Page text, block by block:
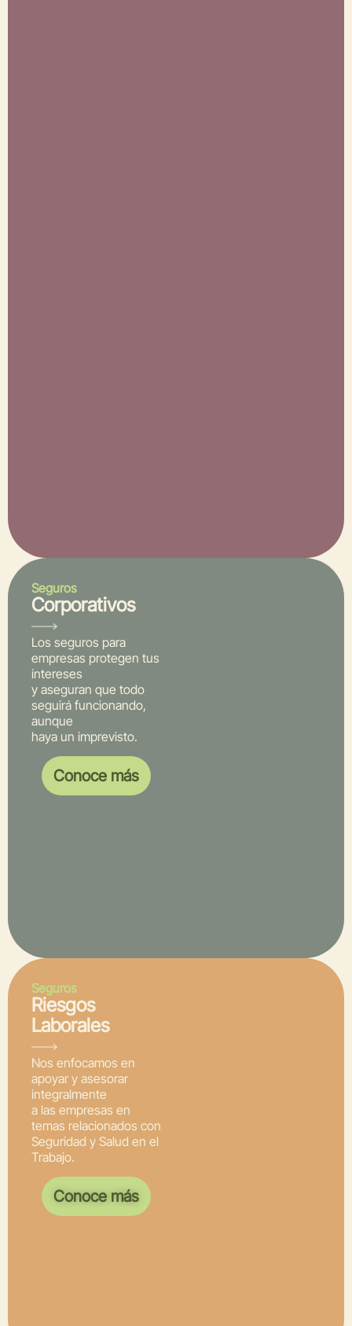
Seguros
Corporativos
Los seguros para
empresas protegen tus
intereses
y aseguran que todo
seguirá funcionando,
aunque
haya un imprevisto.
Conoce más
Seguros
Riesgos
Laborales
Nos enfocamos en
apoyar y asesorar
integralmente
a las empresas en
temas relacionados con
Seguridad y Salud en el
Trabajo.
Conoce más